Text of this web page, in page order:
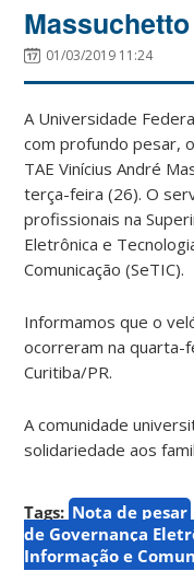
Massuchetto
01/03/2019 11:24
A Universidade
com profundo pesar,
TAE Vinícius André
terça-feira (26). O
profissionais na
Eletrônica e
Comunicação (SeTIC).
Informamos que o
ocorreram na quarta-
Curitiba/PR.
A comunidade
solidariedade aos
Tags: Nota de pesar
de Governança
Informação e